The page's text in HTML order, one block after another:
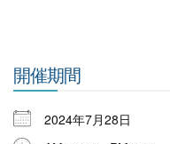
開催期間
2024年7月28日